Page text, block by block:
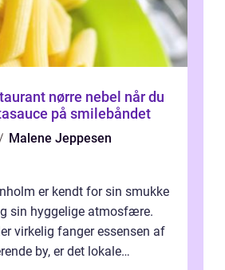
nørre nebel når du
på smilebåndet
Malene Jeppesen
er kendt for sin smukke
sin hyggelige atmosfære.
virkelig fanger essensen af
by, er det lokale